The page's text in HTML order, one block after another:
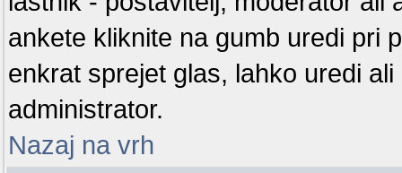
ankete kliknite na gumb uredi pri
enkrat sprejet glas, lahko uredi
administrator.
Nazaj na vrh